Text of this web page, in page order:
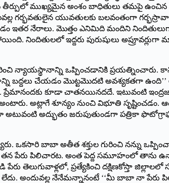
తీర్పులో ము­ఖ్యమైన అంశం బాధితులు తమపై
యువతులకు బలవంతంగా
నేరాలు. మొత్తం ఎనిమిది మందిని నిందితులుగా
నిందితులలో ఇద్దరు పురుషులు
న్యాయస్థానాన్ని ఒప్పించడానికి ప్రయత్నించారు.
బద్దలు చేయడం మొ­ట్టమొదటి అవశ్యకతగా
కూడా చాతనయినదదే. ఇటువంటి ఇంద్రజాల
అట్లాగే శూన్యం నుంచి విభూతి సృష్టించడం.
అద్భుతం జరుపుతుండగా పత్రికా
బాబా అతీత శక్తుల గురించి నన్ను ఒప్పించానికి
పేరు పిలిచారట. అంత పెద్ద సమూహంలో తాను
తెలుగువాళ్లలో, ప్రత్యేకించి దక్షిణకోస్తా
అందువల్ల నేనేమన్నానంటే ‘‘మీ బాబా నా